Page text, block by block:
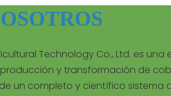
Technology Co., Ltd. es una
y transformación de
un completo y científico sistema